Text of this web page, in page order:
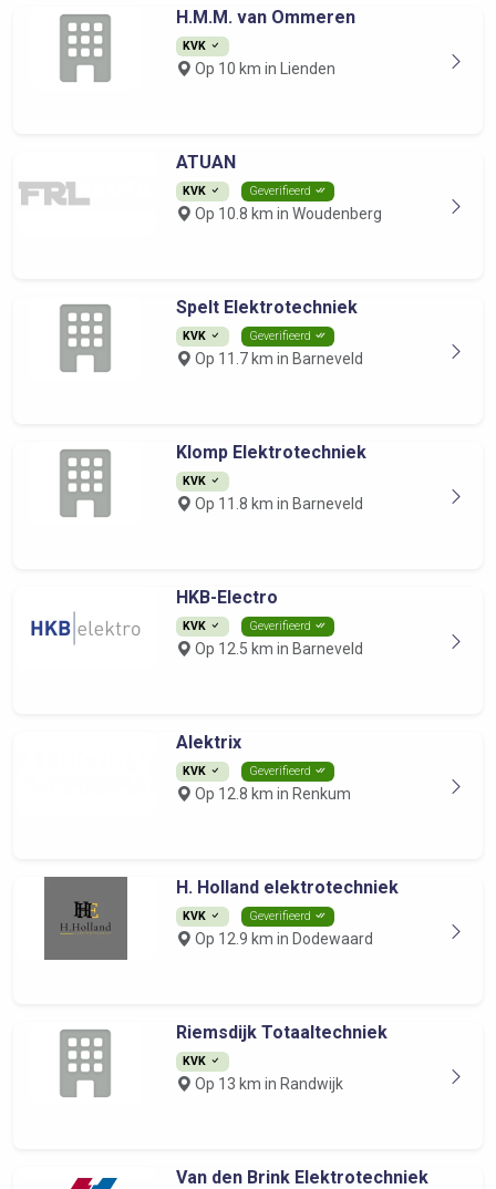
H.M.M. van Ommeren
KVK
Op 10 km in Lienden
ATUAN
KVK Geverifieerd
Op 10.8 km in Woudenberg
Spelt Elektrotechniek
KVK Geverifieerd
Op 11.7 km in Barneveld
Klomp Elektrotechniek
KVK
Op 11.8 km in Barneveld
HKB-Electro
KVK Geverifieerd
Op 12.5 km in Barneveld
Alektrix
KVK Geverifieerd
Op 12.8 km in Renkum
H. Holland elektrotechniek
KVK Geverifieerd
Op 12.9 km in Dodewaard
Riemsdijk Totaaltechniek
KVK
Op 13 km in Randwijk
Van den Brink Elektrotechniek